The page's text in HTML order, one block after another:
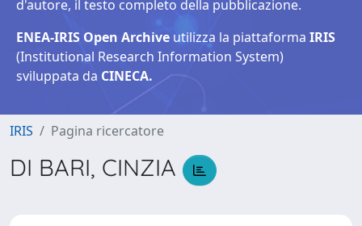
d'autore, il testo completo della pubblicazione.
ENEA-IRIS Open Archive utilizza la piattaforma IRIS
(Institutional Research Information System)
sviluppata da CINECA.
IRIS Pagina ricercatore
DI BARI, CINZIA